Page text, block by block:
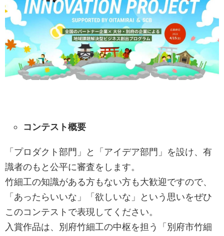
コンテスト概要
「プロダクト部門」と「アイデア部門」を設け、有
識者のもと公平に審査をします。
竹細工の知識がある方もない方も大歓迎ですので、
「あったらいいな」「欲しいな」という思いをぜひ
このコンテストで表現してください。
入賞作品は、別府竹細工の中枢を担う「別府市竹細